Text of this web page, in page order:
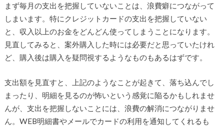
まず毎月の支出を把握していないことは、浪費癖につながって
しまいます。特にクレジットカードの支出を把握していない
と、収入以上のお金をどんどん使ってしまうことになります。
見直してみると、案外購入した時には必要だと思っていたけれ
ど、購入後は購入を疑問視するようなものもあるはずです。
支出額を見直すと、上記のようなことが起きて、落ち込んでし
まったり、明細を見るのが怖いという感覚に陥るかもしれませ
んが、支出を把握しないことには、浪費の解消につながりませ
ん。WEB明細書やメールでカードの利用を通知してくれるも